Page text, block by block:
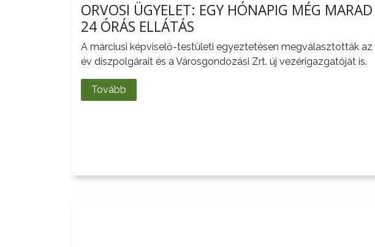
LAKOSSÁGI
INFORMÁCIÓK
ORVOSI ÜGYELET: EGY HÓNAPIG MÉG
24 ÓRÁS ELLÁTÁS
A márciusi képviselő-testületi egyeztetésen megválasztották az
év díszpolgárait és a Városgondozási Zrt. új vezérigazgatóját is.
Tovább